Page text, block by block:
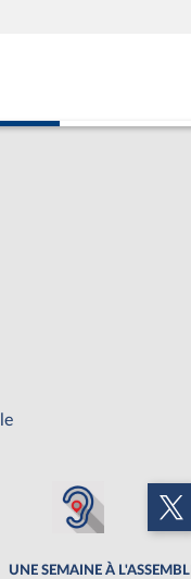
UNE SEMAINE À